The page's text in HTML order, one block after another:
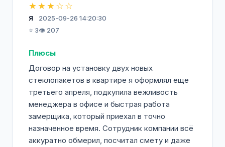
★★★☆☆
Я
2025-09-26 14:20:30
⭐ 3👁️ 207
Плюсы
Договор на установку двух новых
стеклопакетов в квартире я оформлял еще
третьего апреля, подкупила вежливость
менеджера в офисе и быстрая работа
замерщика, который приехал в точно
назначенное время. Сотрудник компании всё
аккуратно обмерил, посчитал смету и даже